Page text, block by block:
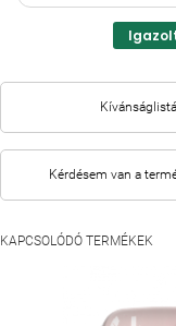
Kérdésem van a
KAPCSOLÓDÓ TERMÉKEK